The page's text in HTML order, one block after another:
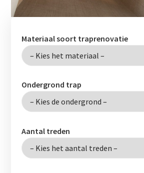
Materiaal soort traprenovatie
Ondergrond trap
Aantal treden